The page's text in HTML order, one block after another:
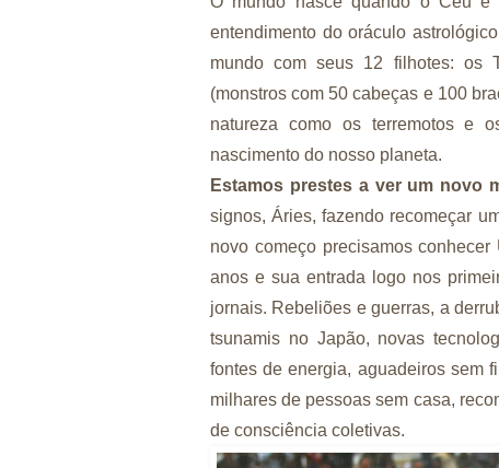
entendimento do oráculo
mundo com seus 12 filhotes: os
(monstros com 50 cabeças e 100
natureza como os terremotos e
nascimento do nosso planeta.
Estamos prestes a ver um novo
signos, Áries, fazendo recomeçar
novo começo precisamos
anos e sua entrada logo nos
jornais. Rebeliões e guerras, a
tsunamis no Japão, novas
fontes de energia, aguadeiros sem
milhares de pessoas sem casa,
de consciência coletivas.